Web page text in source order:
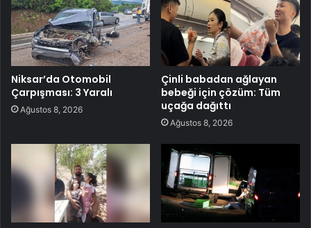
Niksar’da Otomobil
Çarpışması: 3 Yaralı
Ağustos 8, 2026
Çinli babadan ağlayan
bebeği için çözüm: Tüm
uçağa dağıttı
Ağustos 8, 2026